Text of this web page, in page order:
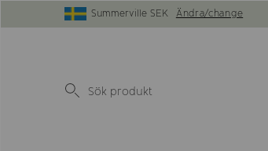
Summerville SEK Ändra/change